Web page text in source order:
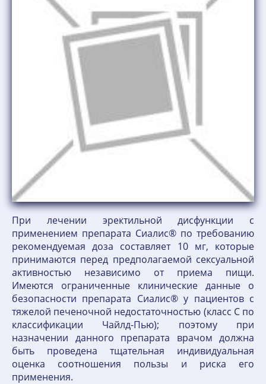
При лечении эректильной дисфункции с
применением препарата Сиалис® по требованию
рекомендуемая доза составляет 10 мг, которые
принимаются перед предполагаемой сексуальной
активностью независимо от приема пищи.
Имеются ограниченные клинические данные о
безопасности препарата Сиалис® у пациентов с
тяжелой печеночной недостаточностью (класс С по
классификации Чайлд-Пью); поэтому при
назначении данного препарата врачом должна
быть проведена тщательная индивидуальная
оценка соотношения пользы и риска его
применения.